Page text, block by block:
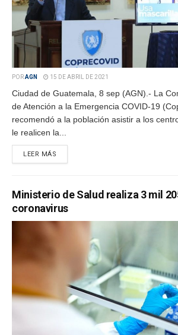
PORAGN 15 DE ABRIL DE 2021
Ciudad de Guatemala, 8 sep (AGN).- La
de Atención a la Emergencia COVID-19
recomendó a la población asistir a los
le realicen la...
LEER MÁS
Ministerio de Salud realiza 3 mil
coronavirus